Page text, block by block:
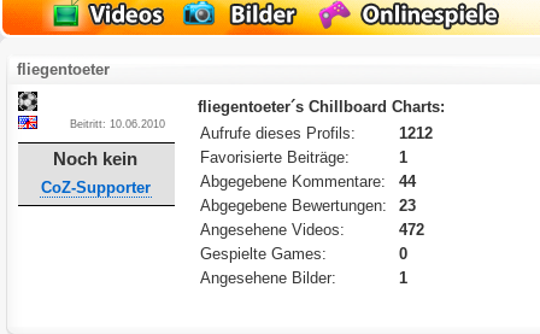
fliegentoeter
Beitritt: 10.06.2010
Noch kein
CoZ-Supporter
fliegentoeter´s Chillboard Charts:
Aufrufe dieses Profils:
1212
Favorisierte Beiträge:
1
Abgegebene Kommentare:
44
Abgegebene Bewertungen:
23
Angesehene Videos:
472
Gespielte Games:
0
Angesehene Bilder:
1